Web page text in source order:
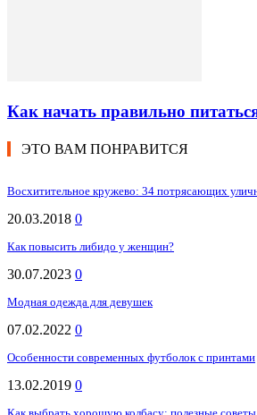
Как начать правильно
ЭТО ВАМ ПОНРАВИТСЯ
Восхитительное кружево: 34 потрясающих
20.03.2018 0
Как повысить либидо у женщин?
30.07.2023 0
Модная одежда для девушек
07.02.2022 0
Особенности современных футболок с принтами
13.02.2019 0